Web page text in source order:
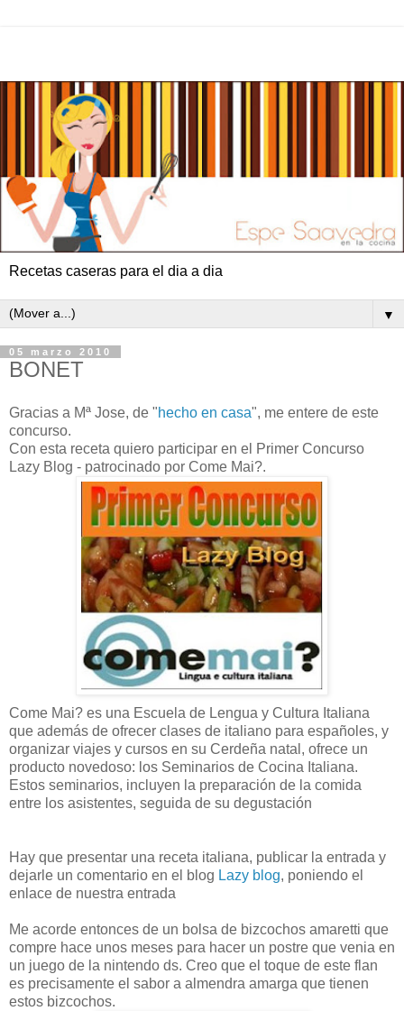
Recetas caseras para el dia a dia
▼
05 marzo 2010
BONET
Gracias a Mª Jose, de "hecho en casa", me entere de este
concurso.
Con esta receta quiero participar en el Primer Concurso
Lazy Blog - patrocinado por Come Mai?.
Come Mai? es una Escuela de Lengua y Cultura Italiana
que además de ofrecer clases de italiano para españoles, y
organizar viajes y cursos en su Cerdeña natal, ofrece un
producto novedoso: los Seminarios de Cocina Italiana.
Estos seminarios, incluyen la preparación de la comida
entre los asistentes, seguida de su degustación
Hay que presentar una receta italiana, publicar la entrada y
dejarle un comentario en el blog Lazy blog, poniendo el
enlace de nuestra entrada
Me acorde entonces de un bolsa de bizcochos amaretti que
compre hace unos meses para hacer un postre que venia en
un juego de la nintendo ds. Creo que el toque de este flan
es precisamente el sabor a almendra amarga que tienen
estos bizcochos.